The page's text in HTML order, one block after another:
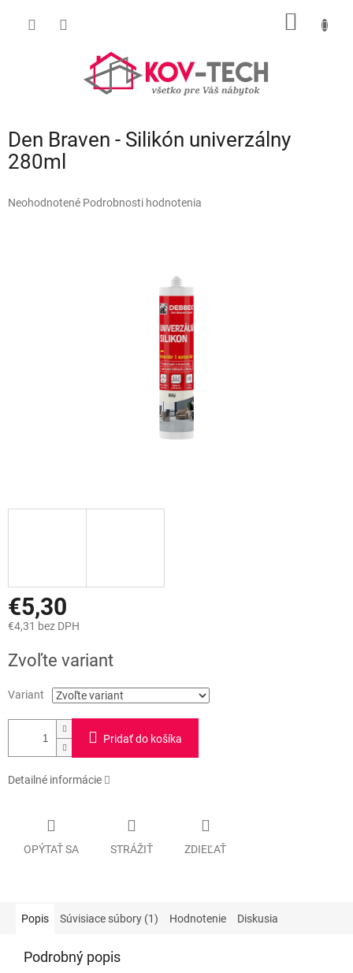
Den Braven - Silikón univerzálny
280ml
Priemerné
Neohodnotené Podrobnosti hodnotenia
€5,30
€4,31 bez DPH
cena:
Zvoľte variant
Variant
Pridať do košíka
Detailné informácie
OPÝTAŤ SA STRÁŽIŤ ZDIEĽAŤ
Popis Súvisiace súbory (1) Hodnotenie Diskusia
Podrobný popis